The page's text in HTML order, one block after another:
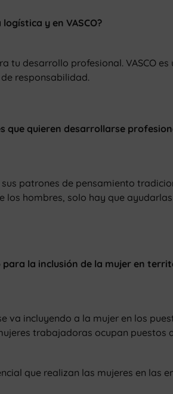
y en VASCO?
desarrollo profesional. VASCO
responsabilidad.
que quieren desarrollarse
patrones de pensamiento
hombres, solo hay que
la inclusión de la mujer en
incluyendo a la mujer en los
trabajadoras ocupan puestos
que realizan las mujeres en las